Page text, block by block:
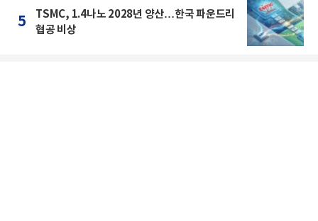
5
TSMC, 1.4나노 2028년 양산…한국 파운드리
협공 비상